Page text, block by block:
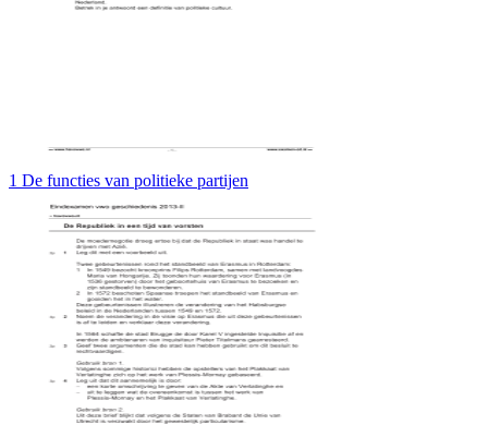
1 De functies van politieke partijen